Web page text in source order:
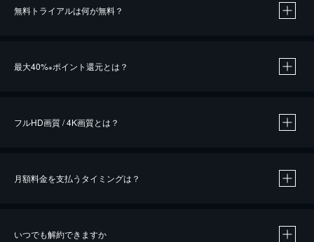
無料トライアルは何が無料？
最大40%※ポイント還元とは？
※40％ポイント還元の対象は、クレジットカード決済による作品の購入 / レンタルです。
iOSアプリのUコイン決済による作品の購入 / レンタルは、20％のポイント還元です。
フルHD画質 / 4K画質とは？
月額料金を支払うタイミングは？
いつでも解約できますか